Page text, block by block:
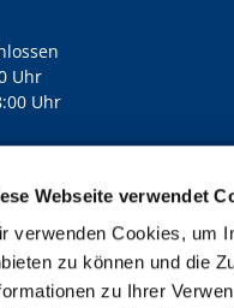
Webseite verwendet
verwenden Cookies, um
zu können und die
zu Ihrer
Uhr
Uhr
Pfarrei